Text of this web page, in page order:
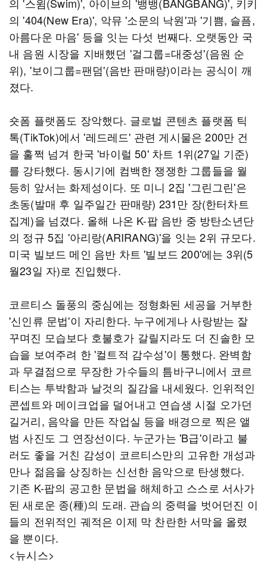
의 '404(New Era)', 악뮤 '소문의 낙원'과 '기쁨, 슬픔,
아름다운 마음' 등을 잇는 다섯 번째다. 오랫동안 국
내 음원 시장을 지배했던 '걸그룹=대중성'(음원 순
위), '보이그룹=팬덤'(음반 판매량)이라는 공식이 깨
졌다.
숏폼 플랫폼도 장악했다. 글로벌 콘텐츠 플랫폼 틱
톡(TikTok)에서 '레드레드' 관련 게시물은 200만 건
을 훌쩍 넘겨 한국 '바이럴 50' 차트 1위(27일 기준)
를 강타했다. 동시기에 컴백한 쟁쟁한 그룹들을 월
등히 앞서는 화제성이다. 또 미니 2집 '그린그린'은
초동(발매 후 일주일간 판매량) 231만 장(한터차트
집계)을 넘겼다. 올해 나온 K-팝 음반 중 방탄소년단
의 정규 5집 '아리랑(ARIRANG)'을 잇는 2위 규모다.
미국 빌보드 메인 음반 차트 '빌보드 200'에는 3위(5
월23일 자)로 진입했다.
코르티스 돌풍의 중심에는 정형화된 세공을 거부한
'신인류 문법'이 자리한다. 누구에게나 사랑받는 잘
꾸며진 모습보다 호불호가 갈릴지라도 더 진솔한 모
습을 보여주려 한 '컬트적 감수성'이 통했다. 완벽함
과 무결점으로 무장한 가수들의 틈바구니에서 코르
티스는 투박함과 날것의 질감을 내세웠다. 인위적인
콘셉트와 메이크업을 덜어내고 연습생 시절 오가던
길거리, 음악을 만든 작업실 등을 배경으로 찍은 앨
범 사진도 그 연장선이다. 누군가는 'B급'이라고 불
러도 좋을 거친 감성이 코르티스만의 고유한 개성과
만나 젊음을 상징하는 신선한 음악으로 탄생했다.
기존 K-팝의 공고한 문법을 해체하고 스스로 서사가
된 새로운 종(種)의 도래. 관습의 중력을 벗어던진 이
들의 전위적인 궤적은 이제 막 찬란한 서막을 올렸
을 뿐이다.
<뉴시스>